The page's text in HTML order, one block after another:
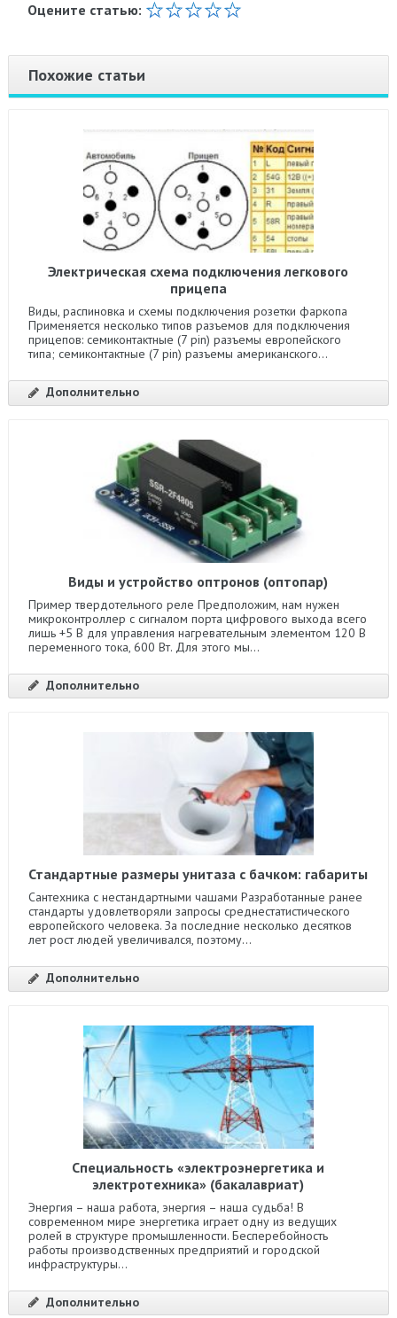
Оцените статью:
Похожие статьи
Электрическая схема подключения легкового
прицепа
Виды, распиновка и схемы подключения розетки фаркопа
Применяется несколько типов разъемов для подключения
прицепов: cемиконтактные (7 pin) разъемы европейского
типа; семиконтактные (7 pin) разъемы американского...
Дополнительно
Виды и устройство оптронов (оптопар)
Пример твердотельного реле Предположим, нам нужен
микроконтроллер с сигналом порта цифрового выхода всего
лишь +5 В для управления нагревательным элементом 120 В
переменного тока, 600 Вт. Для этого мы...
Дополнительно
Стандартные размеры унитаза с бачком: габариты
Сантехника с нестандартными чашами Разработанные ранее
стандарты удовлетворяли запросы среднестатистического
европейского человека. За последние несколько десятков
лет рост людей увеличивался, поэтому...
Дополнительно
Специальность «электроэнергетика и
электротехника» (бакалавриат)
Энергия – наша работа, энергия – наша судьба! В
современном мире энергетика играет одну из ведущих
ролей в структуре промышленности. Бесперебойность
работы производственных предприятий и городской
инфраструктуры...
Дополнительно